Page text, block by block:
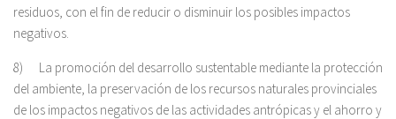
residuos, con el fin de reducir o disminuir los posibles impactos
negativos.
8) La promoción del desarrollo sustentable mediante la protección
del ambiente, la preservación de los recursos naturales provinciales
de los impactos negativos de las actividades antrópicas y el ahorro y